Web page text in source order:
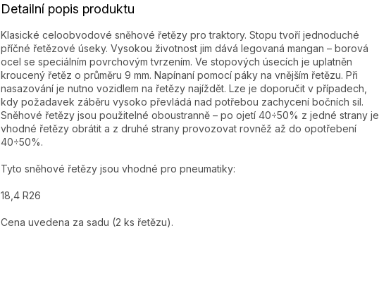
Detailní popis produktu
Klasické celoobvodové sněhové řetězy pro traktory. Stopu tvoří jednoduché
příčné řetězové úseky. Vysokou životnost jim dává legovaná mangan – borová
ocel se speciálním povrchovým tvrzením. Ve stopových úsecích je uplatněn
kroucený řetěz o průměru 9 mm. Napínaní pomocí páky na vnějším řetězu. Při
nasazování je nutno vozidlem na řetězy najíždět. Lze je doporučit v případech,
kdy požadavek záběru vysoko převládá nad potřebou zachycení bočních sil.
Sněhové řetězy jsou použitelné oboustranně – po ojetí 40÷50% z jedné strany je
vhodné řetězy obrátit a z druhé strany provozovat rovněž až do opotřebení
40÷50%.
Tyto sněhové řetězy jsou vhodné pro pneumatiky:
18,4 R26
Cena uvedena za sadu (2 ks řetězu).